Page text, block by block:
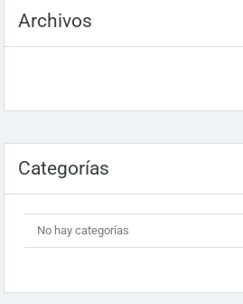
Archivos
Categorías
No hay categorías